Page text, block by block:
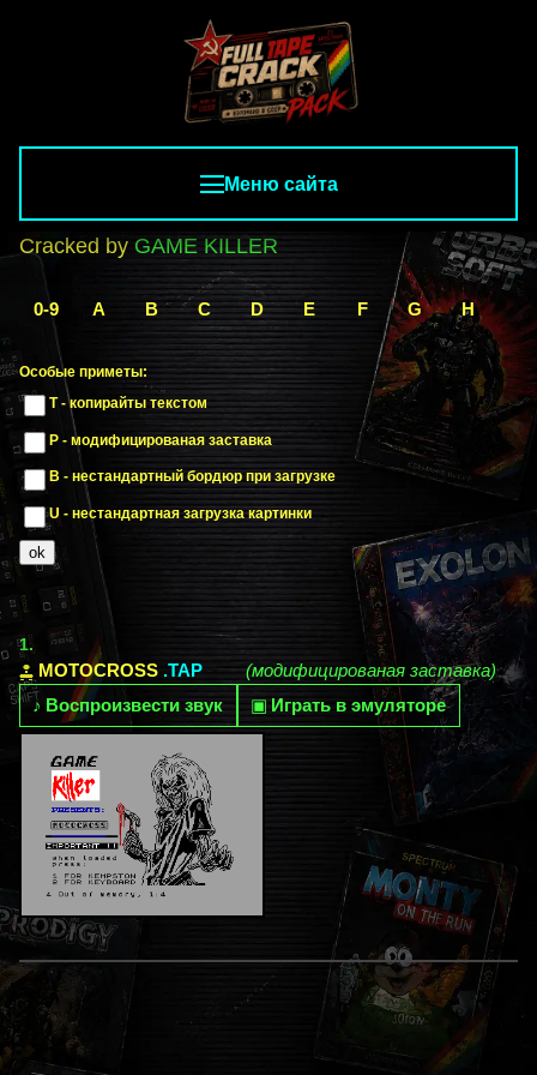
Меню сайта
Cracked by GAME KILLER
0-9 A B C D E F G H I
Особые приметы:
T - копирайты текстом
P - модифицированая заставка
B - нестандартный бордюр при загрузке
U - нестандартная загрузка картинки
1.
MOTOCROSS .TAP
(модифицированая заставка)
♪ Воспроизвести звук ▣ Играть в эмуляторе